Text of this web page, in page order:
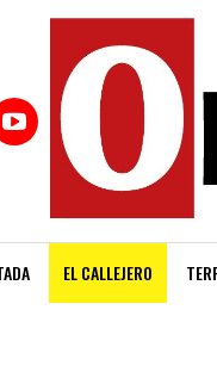
EL CALLEJERO